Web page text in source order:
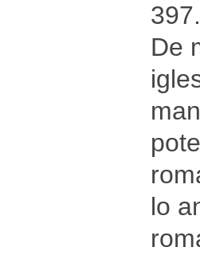
397.
De
lo